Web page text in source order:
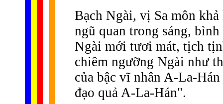
Bạch Ngài, vị Sa môn
ngũ quan trong sáng,
Ngài mới tươi mát, tịch
chiêm ngưỡng Ngài như
của bậc vĩ nhân A-La-
đạo quả A-La-Hán".